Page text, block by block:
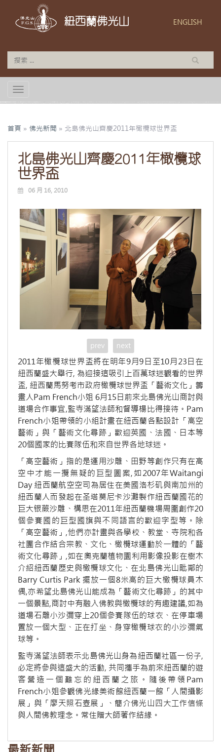
紐西蘭佛光山 ENGLISH
TOGGLE NAVIGATION
首頁 » 佛光新聞 » 北島佛光山齊慶2011年橄欖球世界盃
北島佛光山齊慶2011年橄欖球
世界盃
06 月 16, 2010
prev next
2011年橄欖球世界盃將在明年9月9日至10月23日在
紐西蘭盛大舉行, 為迎接這吸引上百萬球迷觀看的世界
盃, 紐西蘭馬努考市政府橄欖球世界盃「藝術文化」籌
畫人Pam French小姐 6月15日前來北島佛光山商討與
道場合作事宜,監寺滿望法師和督導楊比得接待。Pam
French小姐帶領的小組計畫在紐西蘭各點設計「高空
藝術」與「藝術文化尋跡」歡迎英國、法國、日本等
20個國家的比賽隊伍和來自世界各地球迷。
「高空藝術」指的是運用沙雕、田野等創作只有在高
空中才能一攬無疑的巨型圖案,如2007年Waitangi
Day 紐西蘭航空空司為居住在美國洛杉矶與南加州的
紐西蘭人而發起在圣塔莫尼卡沙灘製作紐西蘭國花的
巨大银蕨沙雕、構思在2011年紐西蘭機場周圍創作20
個參賽國的巨型國旗與不同語言的歡迎字型等。除
「高空藝術」,他們亦計畫與各學校、教堂、寺院和各
社團合作結合宗教、文化、橄欖球運動於一體的「藝
術文化尋跡」,如在奧克蘭植物園利用影像投影在樹木
介紹紐西蘭歷史與橄欖球文化、在北島佛光山毗鄰的
Barry Curtis Park 擺放一個8米高的巨大橄欖球員木
偶,亦希望北島佛光山能成為「藝術文化尋跡」的其中
一個景點,商討中有融入佛教與橄欖球的有趣建議,如為
道場石雕小沙彌穿上20個參賽隊伍的球衣、在停車場
置放一個大型、正在打坐、身穿橄欖球衣的小沙彌氣
球等。
監寺滿望法師表示北島佛光山身為紐西蘭社區一份子,
必定將參與這盛大的活動, 共同攜手為前來紐西蘭的遊
客營造一個難忘的紐西蘭之旅。隨後帶領Pam
French小姐參觀佛光緣美術館紐西蘭一館「人間攝影
展」與「廖天照石壺展」、簡介佛光山四大工作信條
與人間佛教理念。常住贈大師著作結緣。